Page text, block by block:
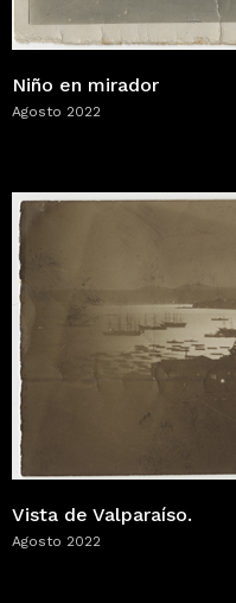
Niño en mirador
Agosto 2022
Vista de Valparaíso.
Agosto 2022